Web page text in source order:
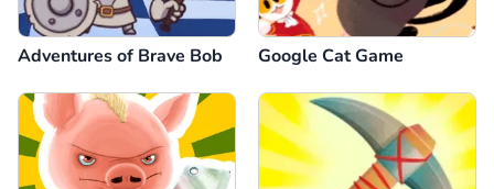
Adventures of Brave Bob Google Cat Game